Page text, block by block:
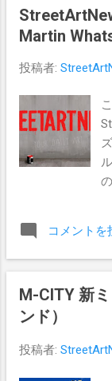
Martin
投稿者:
コメントを
M-CITY 新
ンド）
投稿者: